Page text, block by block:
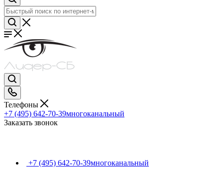
Телефоны
+7 (495) 642-70-39многоканальный
Заказать звонок
+7 (495) 642-70-39многоканальный